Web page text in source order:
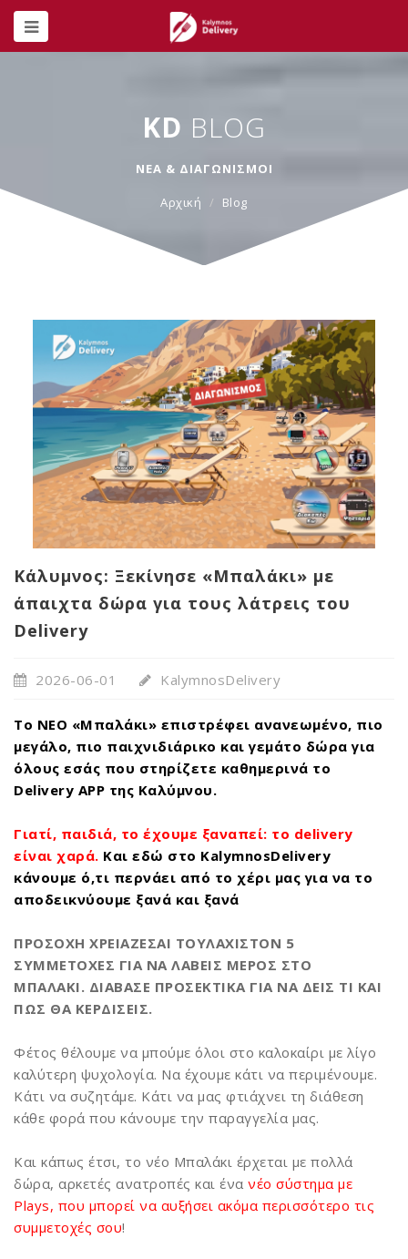
KD BLOG
ΝΕΑ & ΔΙΑΓΩΝΙΣΜΟΙ
Αρχική Blog
Κάλυμνος: Ξεκίνησε «Μπαλάκι» με
άπαιχτα δώρα για τους λάτρεις του
Delivery
2026-06-01 KalymnosDelivery
Το ΝΕΟ «Μπαλάκι» επιστρέφει ανανεωμένο, πιο
μεγάλο, πιο παιχνιδιάρικο και γεμάτο δώρα για
όλους εσάς που στηρίζετε καθημερινά το
Delivery APP της Καλύμνου.
Γιατί, παιδιά, το έχουμε ξαναπεί: το delivery
είναι χαρά. Και εδώ στο KalymnosDelivery
κάνουμε ό,τι περνάει από το χέρι μας για να το
αποδεικνύουμε ξανά και ξανά
ΠΡΟΣΟΧΗ ΧΡΕΙΑΖΕΣΑΙ ΤΟΥΛΑΧΙΣΤΟΝ 5
ΣΥΜΜΕΤΟΧΕΣ ΓΙΑ ΝΑ ΛΑΒΕΙΣ ΜΕΡΟΣ ΣΤΟ
ΜΠΑΛΑΚΙ. ΔΙΑΒΑΣΕ ΠΡΟΣΕΚΤΙΚΑ ΓΙΑ ΝΑ ΔΕΙΣ ΤΙ ΚΑΙ
ΠΩΣ ΘΑ ΚΕΡΔΙΣΕΙΣ.
Φέτος θέλουμε να μπούμε όλοι στο καλοκαίρι με λίγο
καλύτερη ψυχολογία. Να έχουμε κάτι να περιμένουμε.
Κάτι να συζητάμε. Κάτι να μας φτιάχνει τη διάθεση
κάθε φορά που κάνουμε την παραγγελία μας.
Και κάπως έτσι, το νέο Μπαλάκι έρχεται με πολλά
δώρα, αρκετές ανατροπές και ένα νέο σύστημα με
Plays, που μπορεί να αυξήσει ακόμα περισσότερο τις
συμμετοχές σου!